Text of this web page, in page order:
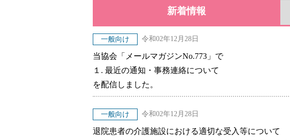
新着情報
一般向け 令和02年12月28日
当協会「メールマガジンNo.773」で
１. 最近の通知・事務連絡について
を配信しました。
一般向け 令和02年12月28日
退院患者の介護施設における適切な受入等について